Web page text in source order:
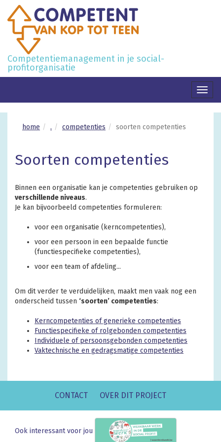
Competentiemanagement in je social-
profitorganisatie
home . competenties soorten competenties
Soorten competenties
Binnen een organisatie kan je competenties gebruiken op
verschillende niveaus.
Je kan bijvoorbeeld competenties formuleren:
voor een organisatie (kerncompetenties),
voor een persoon in een bepaalde functie
(functiespecifieke competenties),
voor een team of afdeling...
Om dit verder te verduidelijken, maakt men vaak nog een
onderscheid tussen ‘soorten’ competenties:
Kerncompetenties of generieke competenties
Functiespecifieke of rolgebonden competenties
Individuele of persoonsgebonden competenties
Vaktechnische en gedragsmatige competenties
CONTACT OVER DIT PROJECT
Ook interessant voor jou